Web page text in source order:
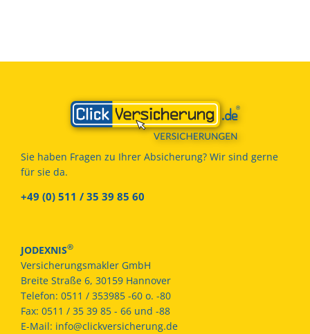
Sie haben Fragen zu Ihrer Absicherung? Wir sind gerne
für sie da.
+49 (0) 511 / 35 39 85 60
JODEXNIS®
Versicherungsmakler GmbH
Breite Straße 6, 30159 Hannover
Telefon: 0511 / 353985 -60 o. -80
Fax: 0511 / 35 39 85 - 66 und -88
E-Mail: info@clickversicherung.de